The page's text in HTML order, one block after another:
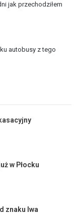
jak przechodziłem
autobusy z tego
w Płocku
znaku lwa